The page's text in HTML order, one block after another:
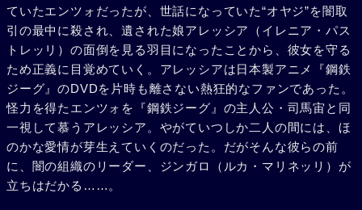
ていたエンツォだったが、世話になっていた“オヤジ”を闇取
引の最中に殺され、遺された娘アレッシア（イレニア・パス
トレッリ）の面倒を見る羽目になったことから、彼女を守る
ため正義に目覚めていく。アレッシアは日本製アニメ『鋼鉄
ジーグ』のDVDを片時も離さない熱狂的なファンであった。
怪力を得たエンツォを『鋼鉄ジーグ』の主人公・司馬宙と同
一視して慕うアレッシア。やがていつしか二人の間には、ほ
のかな愛情が芽生えていくのだった。だがそんな彼らの前
に、闇の組織のリーダー、ジンガロ（ルカ・マリネッリ）が
立ちはだかる……。